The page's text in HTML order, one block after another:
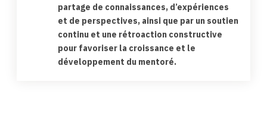
partage de connaissances, d’expériences
et de perspectives, ainsi que par un soutien
continu et une rétroaction constructive
pour favoriser la croissance et le
développement du mentoré.